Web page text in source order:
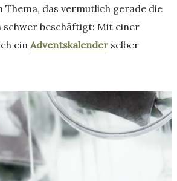
Thema, das vermutlich gerade die
schwer beschäftigt: Mit einer
ein Adventskalender selber